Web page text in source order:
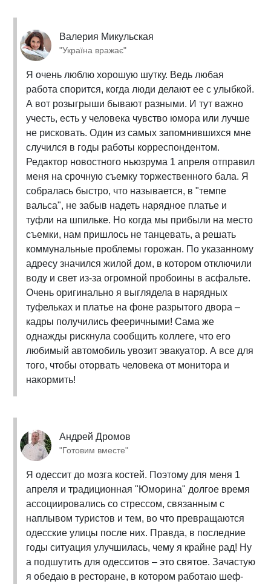
Валерия Микульская
"Україна вражає"
Я очень люблю хорошую шутку. Ведь любая
работа спорится, когда люди делают ее с улыбкой.
А вот розыгрыши бывают разными. И тут важно
учесть, есть у человека чувство юмора или лучше
не рисковать. Один из самых запомнившихся мне
случился в годы работы корреспондентом.
Редактор новостного ньюзрума 1 апреля отправил
меня на срочную съемку торжественного бала. Я
собралась быстро, что называется, в "темпе
вальса", не забыв надеть нарядное платье и
туфли на шпильке. Но когда мы прибыли на место
съемки, нам пришлось не танцевать, а решать
коммунальные проблемы горожан. По указанному
адресу значился жилой дом, в котором отключили
воду и свет из-за огромной пробоины в асфальте.
Очень оригинально я выглядела в нарядных
туфельках и платье на фоне разрытого двора –
кадры получились фееричными! Сама же
однажды рискнула сообщить коллеге, что его
любимый автомобиль увозит эвакуатор. А все для
того, чтобы оторвать человека от монитора и
накормить!
Андрей Дромов
"Готовим вместе"
Я одессит до мозга костей. Поэтому для меня 1
апреля и традиционная "Юморина" долгое время
ассоциировались со стрессом, связанным с
наплывом туристов и тем, во что превращаются
одесские улицы после них. Правда, в последние
годы ситуация улучшилась, чему я крайне рад! Ну
а подшутить для одесситов – это святое. Зачастую
я обедаю в ресторане, в котором работаю шеф-